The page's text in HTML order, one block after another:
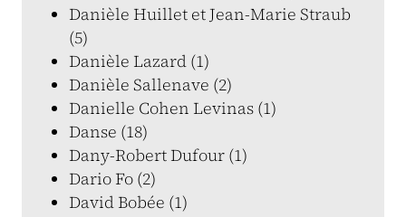
Danièle Huillet et Jean-Marie Straub
(5)
Danièle Lazard (1)
Danièle Sallenave (2)
Danielle Cohen Levinas (1)
Danse (18)
Dany-Robert Dufour (1)
Dario Fo (2)
David Bobée (1)